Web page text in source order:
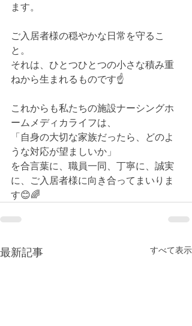
ます。
ご入居者様の穏やかな日常を守るこ
と。
それは、ひとつひとつの小さな積み重
ねから生まれるものです☝️
これからも私たちの施設ナーシングホ
ームメディカライフは、
「自身の大切な家族だったら、どのよ
うな対応が望ましいか」
を合言葉に、職員一同、丁寧に、誠実
に、ご入居者様に向き合ってまいりま
す😊🌈
最新記事 すべて表示